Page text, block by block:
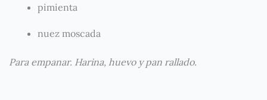
pimienta
nuez moscada
Para empanar. Harina, huevo y pan rallado.